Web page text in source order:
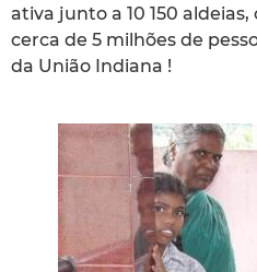
ativa junto a 10 150
cerca de 5 milhões de
da União Indiana !